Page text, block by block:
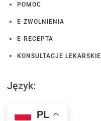
POMOC
E-ZWOLNIENIA
E-RECEPTA
KONSULTACJE LEKARSKIE
Język:
PL